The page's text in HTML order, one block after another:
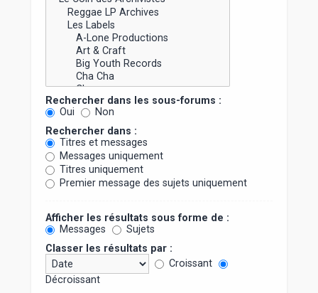
Rechercher dans les sous-forums :
Oui
Non
Rechercher dans :
Titres et messages
Messages uniquement
Titres uniquement
Premier message des sujets uniquement
Afficher les résultats sous forme de :
Messages
Sujets
Classer les résultats par :
Croissant
Décroissant